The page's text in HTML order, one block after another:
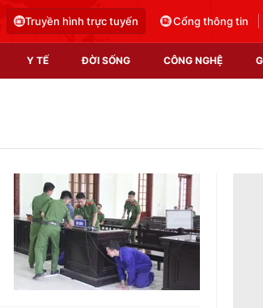
Truyền hình trực tuyến Cổng thông tin
Y TẾ ĐỜI SỐNG CÔNG NGHỆ
Video
Shorts video
Podcast
EMagazine